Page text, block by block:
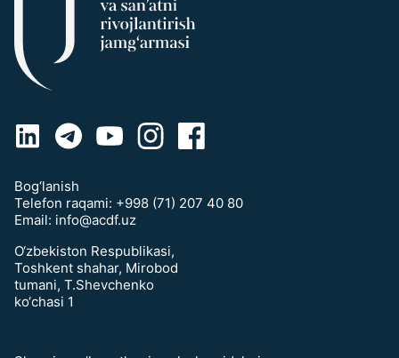
Bog‘lanish
Telefon raqami: +998 (71) 207 40 80
Email: info@acdf.uz
O‘zbekiston Respublikasi,
Toshkent shahar, Mirobod
tumani, T.Shevchenko
ko‘chasi 1